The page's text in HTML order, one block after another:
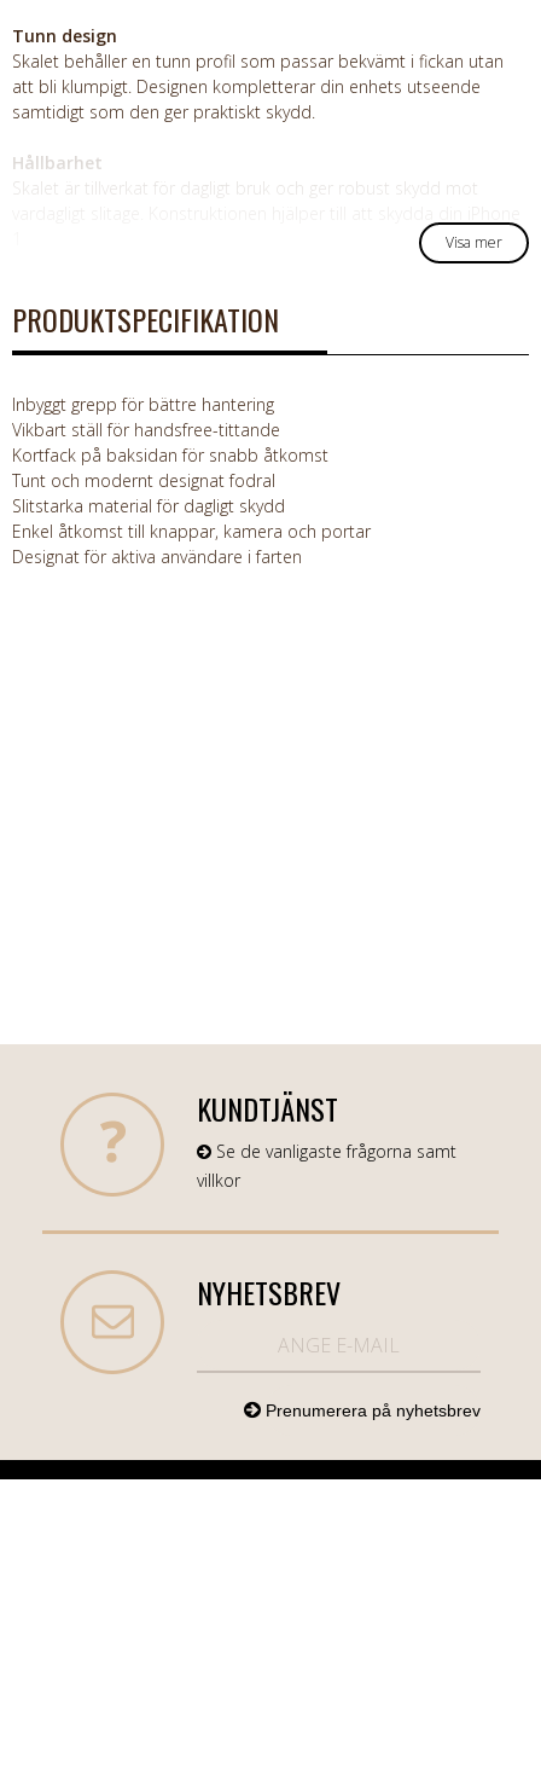
Tunn design
Skalet behåller en tunn profil som passar bekvämt i fickan utan
att bli klumpigt. Designen kompletterar din enhets utseende
samtidigt som den ger praktiskt skydd.
Hållbarhet
Skalet är tillverkat för dagligt bruk och ger robust skydd mot
Visa mer
PRODUKTSPECIFIKATION
Inbyggt grepp för bättre hantering
Vikbart ställ för handsfree-tittande
Kortfack på baksidan för snabb åtkomst
Tunt och modernt designat fodral
Slitstarka material för dagligt skydd
Enkel åtkomst till knappar, kamera och portar
Designat för aktiva användare i farten
KUNDTJÄNST
Se de vanligaste frågorna samt
villkor
NYHETSBREV